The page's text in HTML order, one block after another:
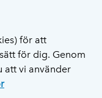
för att
för dig. Genom
att vi använder